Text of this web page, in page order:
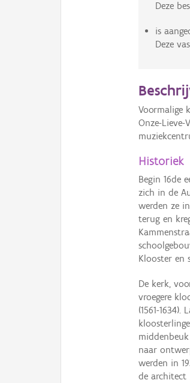
Deze
is
Deze
Voormalige
Onze-
Historiek
Begin 16de
zich in de
werden ze
terug en
Klooster en
De kerk,
vroegere
(1561-
middenbeuk
naar
werden in
de architect